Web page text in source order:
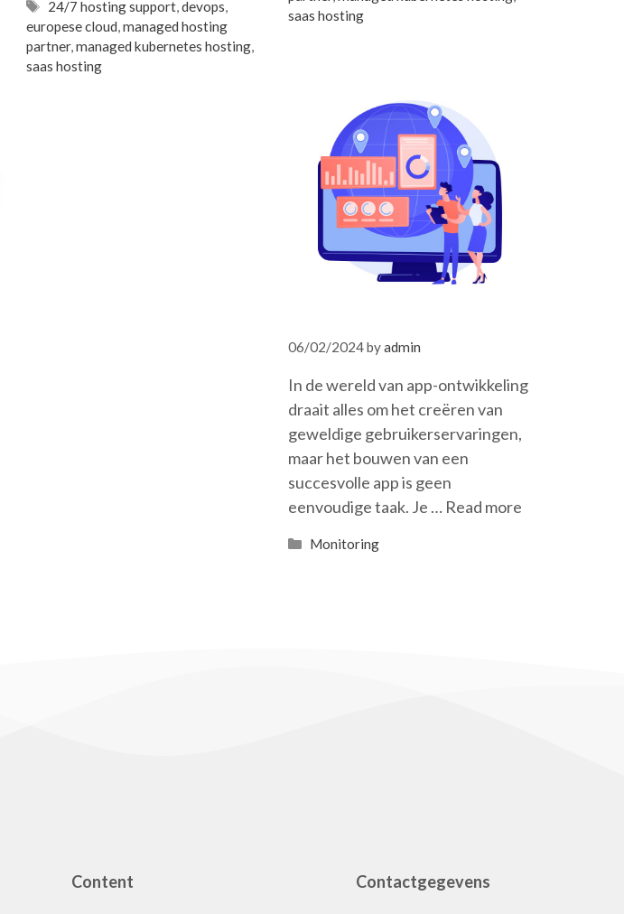
Tags
24/7 hosting support ,devops
europese cloud managed hosting
partner, managed kubernetes hosting
saas hosting
saas hosting
06/02/2024byadmin
In de wereld van app-ontwikkeling
draait alles om het creëren van
geweldige gebruikerservaringen,
maar het bouwen van een
succesvolle app is geen
eenvoudige taak. Je … Read more
Categories
Monitoring
Content Contactgegevens